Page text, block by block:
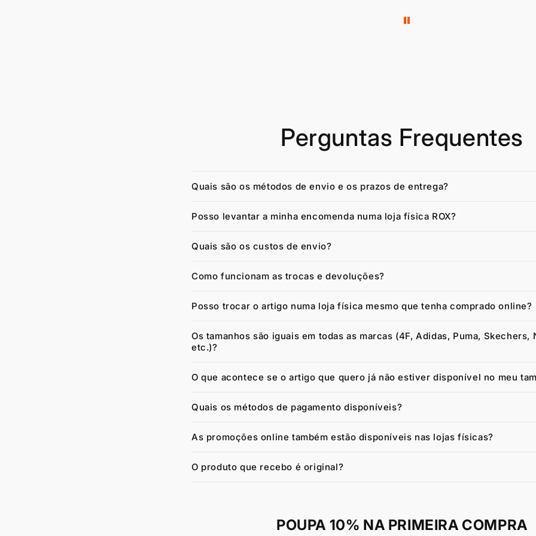
Perguntas Frequentes
Quais são os métodos de envio e os prazos de entrega?
Posso levantar a minha encomenda numa loja física ROX?
Quais são os custos de envio?
Como funcionam as trocas e devoluções?
Posso trocar o artigo numa loja física mesmo que tenha comprado online?
Os tamanhos são iguais em todas as marcas (4F, Adidas, Puma, Skechers,
etc.)?
O que acontece se o artigo que quero já não estiver disponível no meu
Quais os métodos de pagamento disponíveis?
As promoções online também estão disponíveis nas lojas físicas?
O produto que recebo é original?
POUPA 10% NA PRIMEIRA COMPRA